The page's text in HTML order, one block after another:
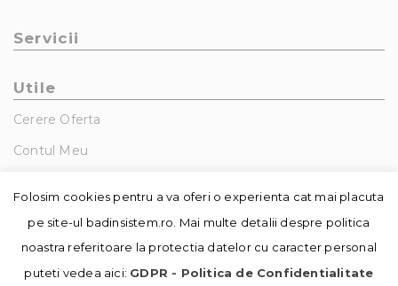
Servicii
Utile
Cerere Oferta
Contul Meu
Folosim cookies pentru a va oferi o experienta cat mai placuta
pe site-ul badinsistem.ro. Mai multe detalii despre politica
noastra referitoare la protectia datelor cu caracter personal
puteti vedea aici: GDPR - Politica de Confidentialitate